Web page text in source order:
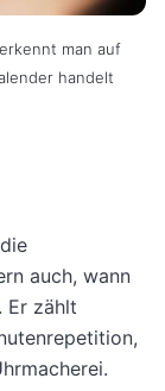
man auf
handelt
auch, wann
Er zählt